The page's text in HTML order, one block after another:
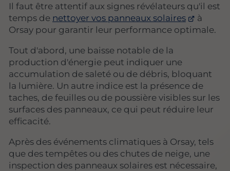
Il faut être attentif aux signes révélateurs qu'il est
temps de nettoyer vos panneaux solaires
à
Orsay pour garantir leur performance optimale.
Tout d'abord, une baisse notable de la
production d'énergie peut indiquer une
accumulation de saleté ou de débris, bloquant
la lumière. Un autre indice est la présence de
taches, de feuilles ou de poussière visibles sur les
surfaces des panneaux, ce qui peut réduire leur
efficacité.
Après des événements climatiques à Orsay, tels
que des tempêtes ou des chutes de neige, une
inspection des panneaux solaires est nécessaire,